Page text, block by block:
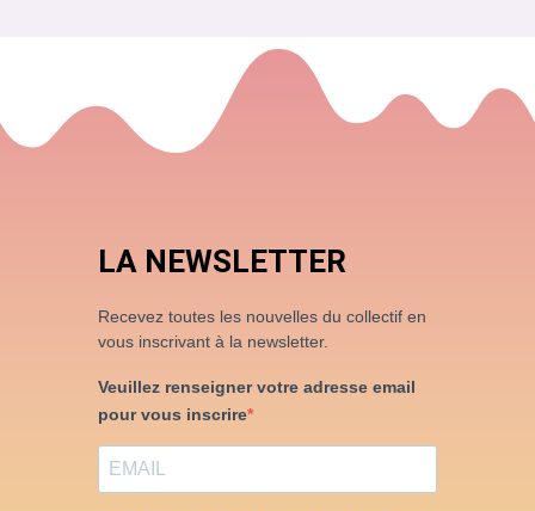
LA NEWSLETTER
Recevez toutes les nouvelles du collectif en
vous inscrivant à la newsletter.
Veuillez renseigner votre adresse email
pour vous inscrire